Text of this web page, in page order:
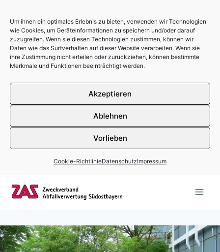
Um ihnen ein optimales Erlebnis zu bieten, verwenden wir Technologien
wie Cookies, um Geräteinformationen zu speichern und/oder darauf
zuzugreifen. Wenn sie diesen Technologien zustimmen, können wir
Daten wie das Surfverhalten auf dieser Website verarbeiten. Wenn sie
ihre Zustimmung nicht erteilen oder zurückziehen, können bestimmte
Merkmale und Funktionen beeinträchtigt werden.
Akzeptieren
Ablehnen
Vorlieben
Cookie-RichtlinieDatenschutzImpressum